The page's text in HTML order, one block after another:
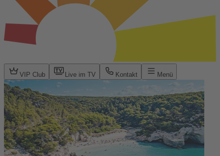
VIP Club Live im TV Kontakt Menü